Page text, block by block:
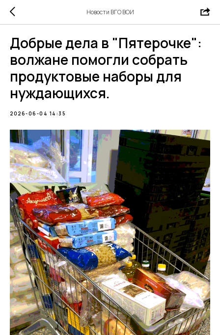
Новости ВГО ВОИ
Добрые дела в "Пятерочке":
волжане помогли собрать
продуктовые наборы для
нуждающихся.
2026-06-04 14:35